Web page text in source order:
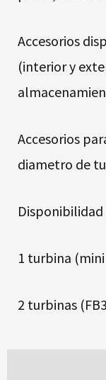
Accesorios
(interior y
Accesorios
diametro de
Disponibilidad
1 turbina (mini
2 turbinas